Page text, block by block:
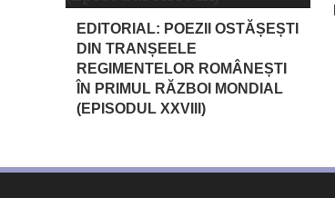
EDITORIAL: POEZII OSTĂȘEȘTI
DIN TRANȘEELE
REGIMENTELOR ROMÂNEȘTI
ÎN PRIMUL RĂZBOI MONDIAL
(EPISODUL XXVIII)